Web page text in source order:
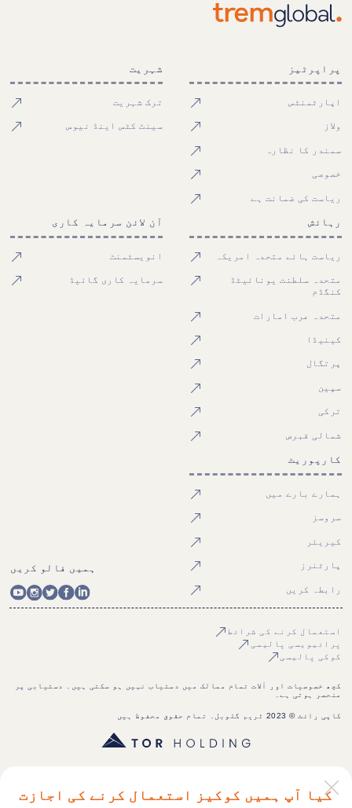
کیا آپ ہمیں کوکیز استعمال کرنے کی اجازت
پراپرٹیز
اپارٹمنٹس
ولاز
سمندر کا نظارہ
خصوصی
ریاست کی ضمانت ہے
شہریت
ترک شہریت
سینٹ کٹس اینڈ نیوس
رہائش
ریاست ہائے متحدہ امریکہ
متحدہ سلطنت یونائیٹڈ
کنگڈم
متحدہ عرب امارات
کینیڈا
پرتگال
سپین
ترکی
شمالی قبرص
آن لائن سرمایہ کاری
انویسٹمنٹ
سرمایہ کاری گائیڈ
کارپوریٹ
ہمارے بارے میں
سروسز
کیریئر
پارٹنرز
رابطہ کریں
ہمیں فالو کریں
استعمال کرنے کی شرائط
پرائیویسی پالیسی
کوکی پالیسی
کچھ خصوصیات اور آلات تمام ممالک میں دستیاب نہیں ہو سکتی ہیں۔ دستیابی پر
منحصر ہوتی ہے۔
کاپی رائٹ © 2023 ٹریم گلوبل۔ تمام حقوق محفوظ ہیں